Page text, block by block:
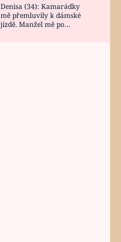
Denisa (34): Kamarádky
mě přemluvily k dámské
jízdě. Manžel mě po